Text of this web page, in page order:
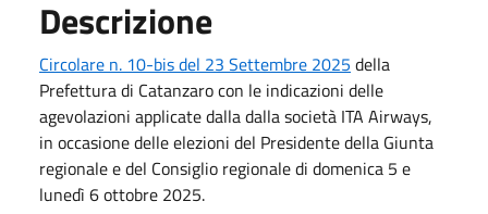
Descrizione
Circolare n. 10-bis del 23 Settembre 2025 della
Prefettura di Catanzaro con le indicazioni delle
agevolazioni applicate dalla dalla società ITA Airways,
in occasione delle elezioni del Presidente della Giunta
regionale e del Consiglio regionale di domenica 5 e
lunedì 6 ottobre 2025.